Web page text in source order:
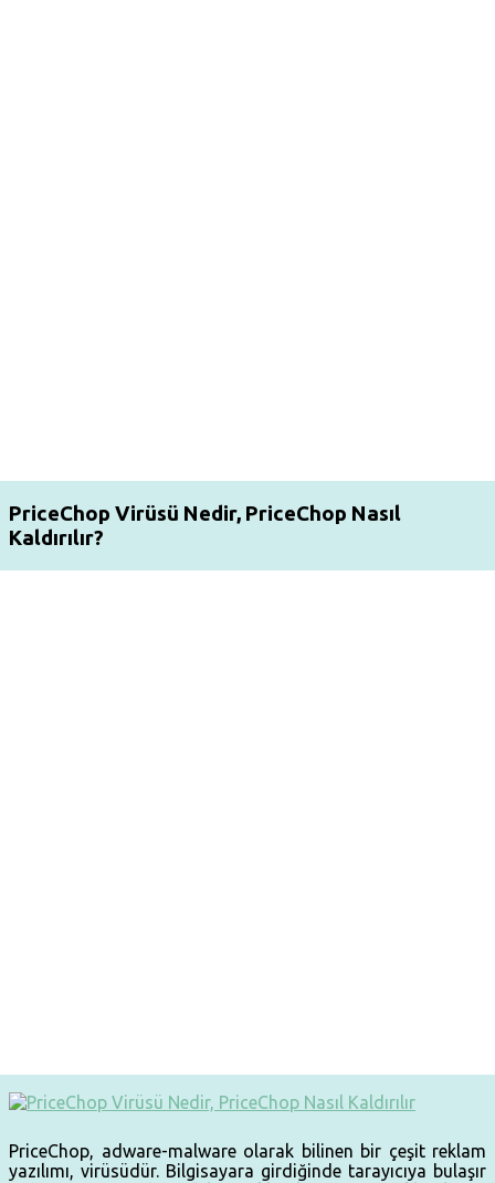
PriceChop Virüsü Nedir, PriceChop Nasıl
Kaldırılır?
PriceChop, adware-malware olarak bilinen bir çeşit reklam
yazılımı, virüsüdür. Bilgisayara girdiğinde tarayıcıya bulaşır